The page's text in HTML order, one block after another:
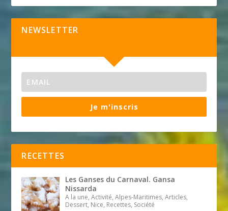
NEWSLETTER
Je m'inscris
RECETTES
Les Ganses du Carnaval. Gansa
Nissarda
A la une, Activité, Alpes-Maritimes, Articles,
Dessert, Nice, Recettes, Société